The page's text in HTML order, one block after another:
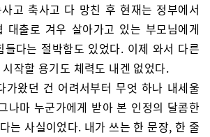
고 축사고 다 망친 후 현재는 정부에서
대출로 겨우 살아가고 있는 부모님에게
다는 절박함도 있었다. 이제 와서 다른
작할 용기도 체력도 내겐 없었다.
가왔던 건 어려서부터 무엇 하나 내세울
나마 누군가에게 받아 본 인정의 달콤한
는 사실이었다. 내가 쓰는 한 문장, 한 줄